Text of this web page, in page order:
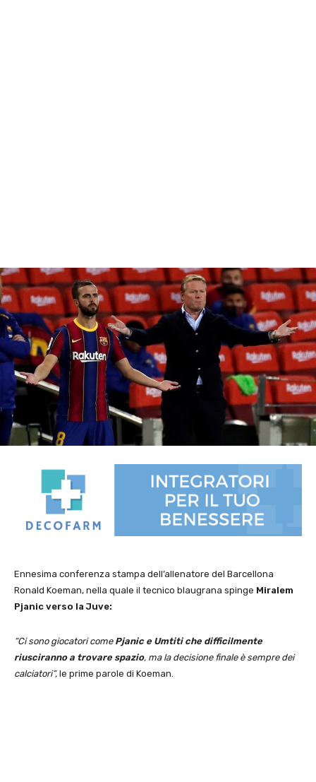
Ennesima conferenza stampa dell’allenatore del Barcellona
Ronald Koeman, nella quale il tecnico blaugrana spinge Miralem
Pjanic verso la Juve:
“Ci sono giocatori come Pjanic e Umtiti che difficilmente
riusciranno a trovare spazio, ma la decisione finale è sempre dei
calciatori”, le prime parole di Koeman.